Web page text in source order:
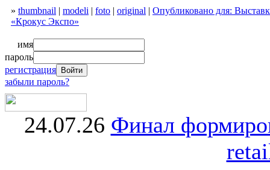
» thumbnail | modeli | foto | original | Опубликовано для:
«Крокус Экспо»
имя
пароль
регистрация
забыли пароль?
24.07.26 Финал